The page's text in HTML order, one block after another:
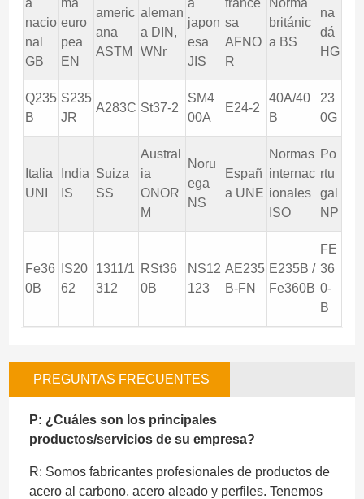
nacio
nal
GB
euro
pea
EN
americ
ana
ASTM
aleman
a DIN,
WNr
japon
esa
JIS
sa
AFNO
R
británic
a BS
na
dá
HG
Q235
B
S235
JR
A283C St37-2
SM4
00A
E24-2
40A/40
B
23
0G
Italia
UNI
India
IS
Suiza
SS
Austral
ia
ONOR
M
Noru
ega
NS
Españ
a UNE
Normas
internac
ionales
ISO
Po
rtu
gal
NP
Fe36
0B
IS20
62
1311/1
312
RSt36
0B
NS12
123
AE235
B-FN
E235B /
Fe360B
FE
36
0-
B
PREGUNTAS FRECUENTES
P: ¿Cuáles son los principales
productos/servicios de su empresa?
R: Somos fabricantes profesionales de productos de
acero al carbono, acero aleado y perfiles. Tenemos